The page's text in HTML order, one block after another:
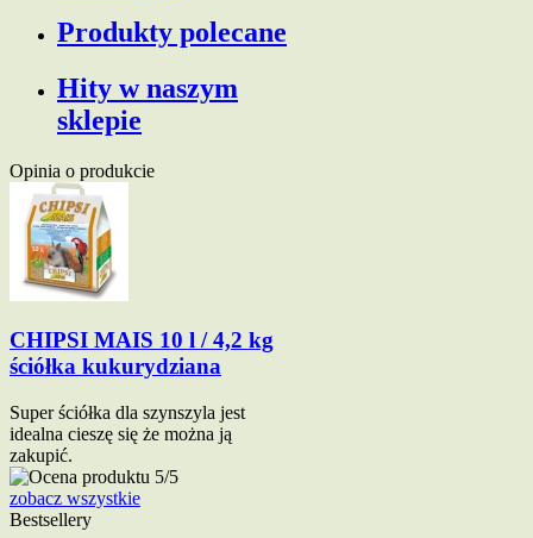
Produkty polecane
Hity w naszym
sklepie
Opinia o produkcie
CHIPSI MAIS 10 l / 4,2 kg
ściółka kukurydziana
Super ściółka dla szynszyla jest
idealna cieszę się że można ją
zakupić.
zobacz wszystkie
Bestsellery